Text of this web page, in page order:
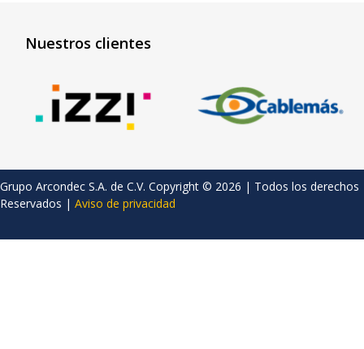
Nuestros clientes
Grupo Arcondec S.A. de C.V. Copyright © 2026 | Todos los derechos
Reservados | Aviso de privacidad